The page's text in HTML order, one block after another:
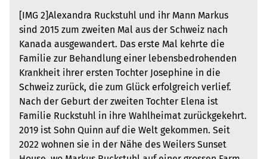
[IMG 2]Alexandra Ruckstuhl und ihr Mann Markus
sind 2015 zum zweiten Mal aus der Schweiz nach
Kanada ausgewandert. Das erste Mal kehrte die
Familie zur Behandlung einer lebensbedrohenden
Krankheit ihrer ersten Tochter Josephine in die
Schweiz zurück, die zum Glück erfolgreich verlief.
Nach der Geburt der zweiten Tochter Elena ist
Familie Ruckstuhl in ihre Wahlheimat zurückge­kehrt.
2019 ist Sohn Quinn auf die Welt ge­kommen. Seit
2022 wohnen sie in der Nähe des Weilers Sunset